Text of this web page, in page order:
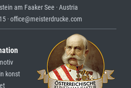
am Faaker See · Austria
· office@meisterdrucke.com
konst